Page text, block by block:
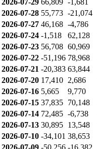
2026-07-28 55,773 -21,074
2026-07-27 46,168 -4,786
2026-07-24 -1,518 62,128
2026-07-23 56,708 60,969
2026-07-22 -51,196 78,968
2026-07-21 -20,383 63,844
2026-07-20 17,410 2,686
2026-07-16 5,665 9,770
2026-07-15 37,835 70,148
2026-07-14 72,485 -6,738
2026-07-13 30,895 13,548
2026-07-10 -34,101 38,653
2026-07-09 -50,256 -16,382